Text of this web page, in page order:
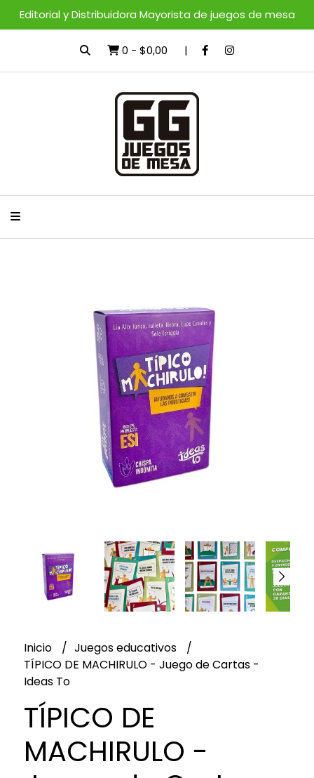
Editorial y Distribuidora Mayorista de juegos de mesa
0 - $0,00
Inicio
Juegos educativos
TÍPICO DE MACHIRULO - Juego de Cartas -
Ideas To
TÍPICO DE
MACHIRULO -